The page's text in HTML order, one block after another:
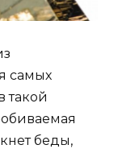
самых
такой
беды,